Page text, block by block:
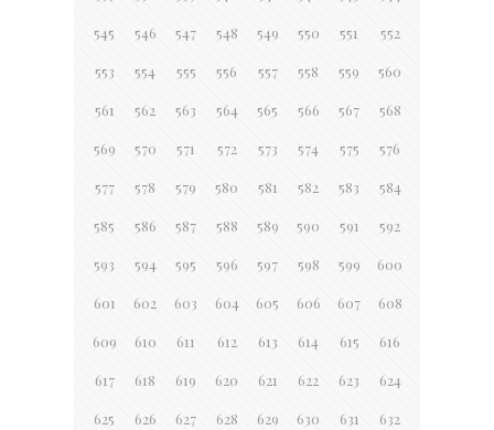
545 546 547 548 549 550 551 552
553 554 555 556 557 558 559 560
561 562 563 564 565 566 567 568
569 570 571 572 573 574 575 576
577 578 579 580 581 582 583 584
585 586 587 588 589 590 591 592
593 594 595 596 597 598 599 600
601 602 603 604 605 606 607 608
609 610 611 612 613 614 615 616
617 618 619 620 621 622 623 624
625 626 627 628 629 630 631 632